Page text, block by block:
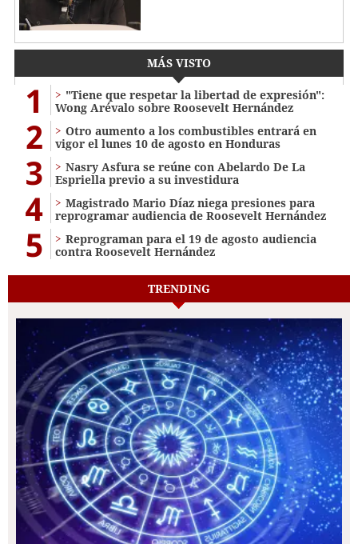
MÁS VISTO
1
"Tiene que respetar la libertad de expresión":
Wong Arévalo sobre Roosevelt Hernández
2
Otro aumento a los combustibles entrará en
vigor el lunes 10 de agosto en Honduras
3
Nasry Asfura se reúne con Abelardo De La
Espriella previo a su investidura
4
Magistrado Mario Díaz niega presiones para
reprogramar audiencia de Roosevelt Hernández
5
Reprograman para el 19 de agosto audiencia
contra Roosevelt Hernández
TRENDING